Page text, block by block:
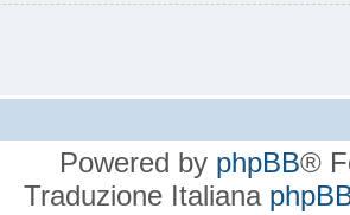
Powered by phpBB®
Traduzione Italiana